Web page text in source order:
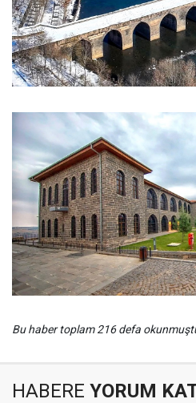
Bu haber toplam 216 defa
HABERE YORUM